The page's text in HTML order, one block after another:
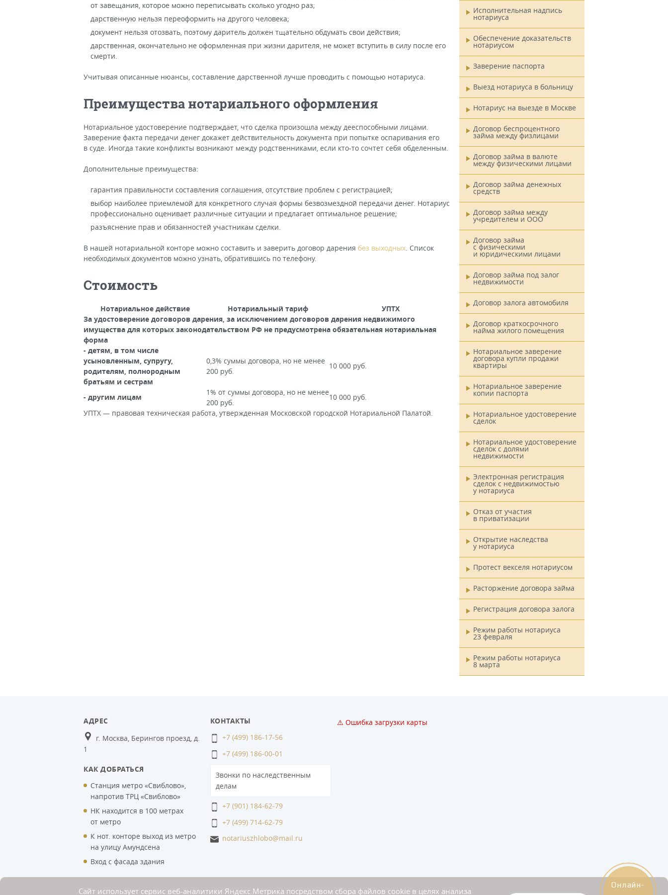
от завещания, которое можно переписывать сколько угодно раз;
дарственную нельзя переоформить на другого человека;
документ нельзя отозвать, поэтому даритель должен тщательно обдумать свои действия;
дарственная, окончательно не оформленная при жизни дарителя, не может вступить в силу после его
смерти.
Учитывая описанные нюансы, составление дарственной лучше проводить с помощью нотариуса.
Преимущества нотариального оформления
Нотариальное удостоверение подтверждает, что сделка произошла между дееспособными лицами.
Заверение факта передачи денег докажет действительность документа при попытке оспаривания его
в суде. Иногда такие конфликты возникают между родственниками, если кто-то сочтет себя обделенным.
Дополнительные преимущества:
гарантия правильности составления соглашения, отсутствие проблем с регистрацией;
выбор наиболее приемлемой для конкретного случая формы безвозмездной передачи денег. Нотариус
профессионально оценивает различные ситуации и предлагает оптимальное решение;
разъяснение прав и обязанностей участникам сделки.
В нашей нотариальной конторе можно составить и заверить договор дарения без выходных. Список
необходимых документов можно узнать, обратившись по телефону.
Стоимость
Нотариальное действие Нотариальный тариф
УПТХ
За удостоверение договоров дарения, за исключением договоров дарения недвижимого
имущества для которых законодательством РФ не предусмотрена обязательная нотариальная
форма
- детям, в том числе
усыновленным, супругу,
родителям, полнородным
братьям и сестрам
0,3% суммы договора, но не менее
200 руб.
10 000 руб.
- другим лицам
1% от суммы договора, но не менее
200 руб.
10 000 руб.
УПТХ — правовая техническая работа, утвержденная Московской городской Нотариальной Палатой.
Исполнительная надпись
нотариуса
Обеспечение доказательств
нотариусом
Заверение паспорта
Выезд нотариуса в больницу
Нотариус на выезде в Москве
Договор беспроцентного
займа между физлицами
Договор займа в валюте
между физическими лицами
Договор займа денежных
средств
Договор займа между
учредителем и ООО
Договор займа
с физическими
и юридическими лицами
Договор займа под залог
недвижимости
Договор залога автомобиля
Договор краткосрочного
найма жилого помещения
Нотариальное заверение
договора купли продажи
квартиры
Нотариальное заверение
копии паспорта
Нотариальное удостоверение
сделок
Нотариальное удостоверение
сделок с долями
недвижимости
Электронная регистрация
сделок с недвижимостью
у нотариуса
Отказ от участия
в приватизации
Открытие наследства
у нотариуса
Протест векселя нотариусом
Расторжение договора займа
Регистрация договора залога
Режим работы нотариуса
23 февраля
Режим работы нотариуса
8 марта
АДРЕС
г. Москва, Берингов проезд, д.
1
КАК ДОБРАТЬСЯ
Станция метро «Свиблово»,
напротив ТРЦ «Свиблово»
НК находится в 100 метрах
от метро
К нот. конторе выход из метро
на улицу Амундсена
Вход с фасада здания
КОНТАКТЫ
+7 (499) 186-17-56
+7 (499) 186-00-01
Звонки по наследственным
делам
+7 (901) 184-62-79
+7 (499) 714-62-79
notariuszhlobo@mail.ru
⚠️ Ошибка загрузки карты
Онлайн-
Сайт использует сервис веб-аналитики Яндекс.Метрика посредством сбора файлов cookie в целях анализа